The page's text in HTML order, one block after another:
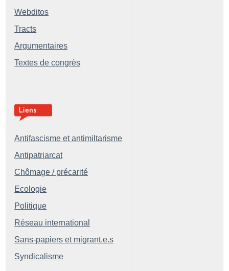
Webditos
Tracts
Argumentaires
Textes de congrès
Antifascisme et antimiltarisme
Antipatriarcat
Chômage / précarité
Ecologie
Politique
Réseau international
Sans-papiers et migrant.e.s
Syndicalisme